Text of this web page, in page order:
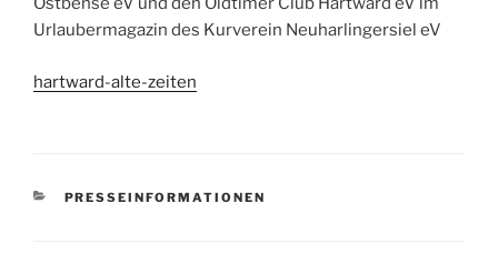
Urlaubermagazin des Kurverein Neuharlingersiel eV
hartward-alte-zeiten
KATEGORIEN
PRESSEINFORMATIONEN